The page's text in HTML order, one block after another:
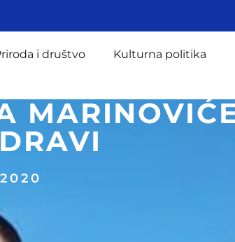
i društvo Kulturna politika